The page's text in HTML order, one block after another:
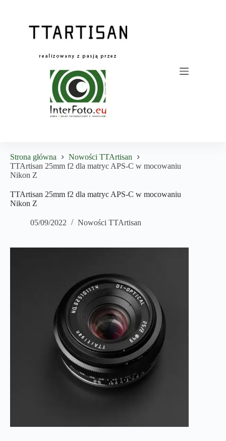
Strona główna
Nowości TTArtisan
TTArtisan 25mm f2 dla matryc APS-C w mocowaniu
Nikon Z
TTArtisan 25mm f2 dla matryc APS-C w mocowaniu
Nikon Z
05/09/2022 Nowości TTArtisan